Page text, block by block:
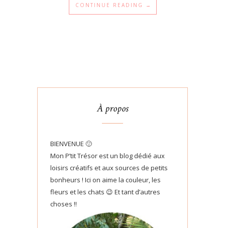
CONTINUE READING →
À propos
BIENVENUE 🙂
Mon P’tit Trésor est un blog dédié aux
loisirs créatifs et aux sources de petits
bonheurs ! Ici on aime la couleur, les
fleurs et les chats 😉 Et tant d’autres
choses !!